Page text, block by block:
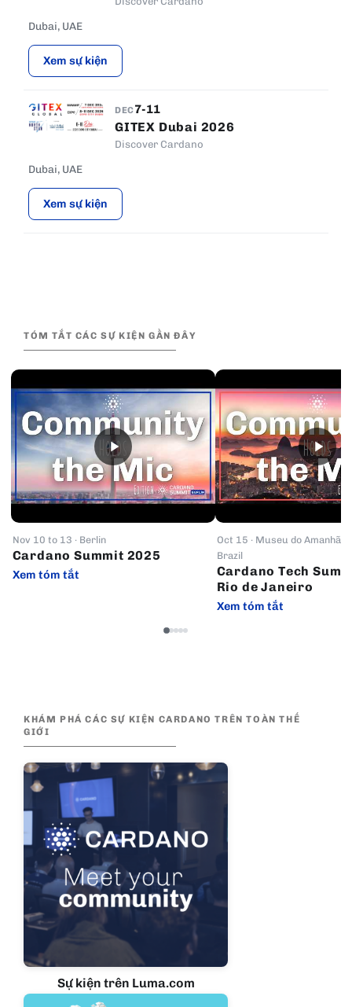
Dubai, UAE
Xem sự kiện
DEC7-11
GITEX Dubai 2026
Discover Cardano
Dubai, UAE
Xem sự kiện
TÓM TẮT CÁC SỰ KIỆN GẦN ĐÂY
Nov 10 to 13 · Berlin
Cardano Summit 2025
Xem tóm tắt
Oct 15 · Museu do Amanhã,
Brazil
Cardano Tech
Rio de Janeiro
Xem tóm tắt
KHÁM PHÁ CÁC SỰ KIỆN CARDANO TRÊN TOÀN THẾ
GIỚI
Sự kiện trên Luma.com